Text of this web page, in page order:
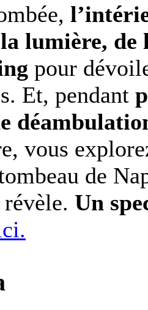
lumière,
pour
Et, pendant
vous
de
Un